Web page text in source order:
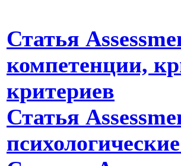
Статья
компетенции,
критериев
Статья